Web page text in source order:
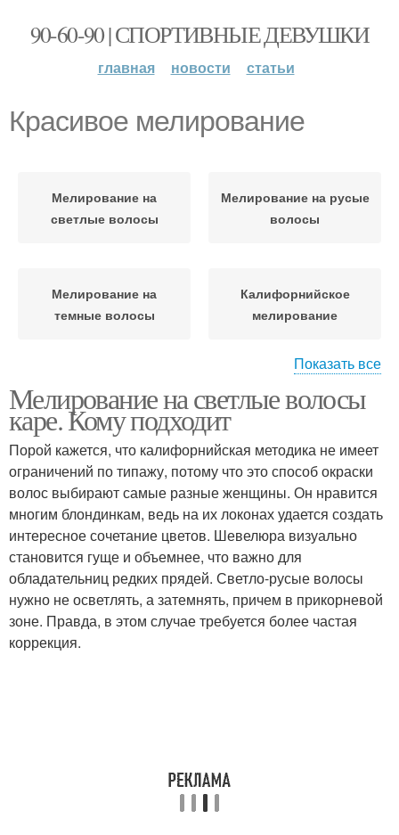
90-60-90 | СПОРТИВНЫЕ ДЕВУШКИ
главная новости статьи
Красивое мелирование
Мелирование на
светлые волосы
Мелирование на русые
волосы
Мелирование на
темные волосы
Калифорнийское
мелирование
мелирование
мелирование
Показать все
Мелирование на светлые волосы
каре. Кому подходит
Порой кажется, что калифорнийская методика не имеет
ограничений по типажу, потому что это способ окраски
волос выбирают самые разные женщины. Он нравится
многим блондинкам, ведь на их локонах удается создать
интересное сочетание цветов. Шевелюра визуально
становится гуще и объемнее, что важно для
обладательниц редких прядей. Светло-русые волосы
нужно не осветлять, а затемнять, причем в прикорневой
зоне. Правда, в этом случае требуется более частая
коррекция.